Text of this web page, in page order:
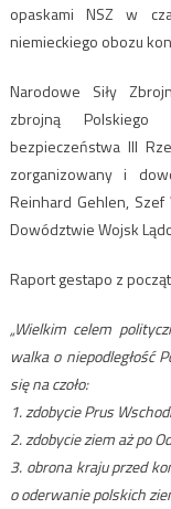
opaskami NSZ w
niemieckiego obozu
Narodowe Siły
zbrojną Polskiego
bezpieczeństwa III
zorganizowany i
Reinhard Gehlen, Szef
Dowództwie Wojsk
Raport gestapo z
„Wielkim celem
walka o niepodległość
się na czoło:
1. zdobycie Prus
2. zdobycie ziem aż po
3. obrona kraju przed
o oderwanie polskich